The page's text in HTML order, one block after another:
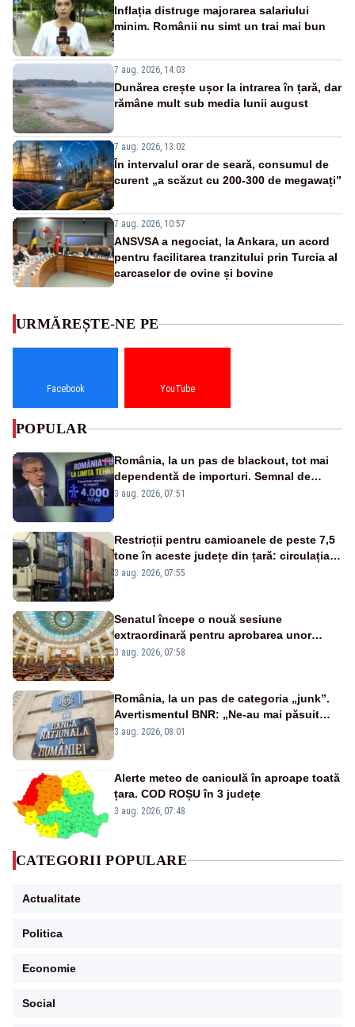
Inflația distruge majorarea salariului
minim. Românii nu simt un trai mai bun
7 aug. 2026, 14:03
Dunărea crește ușor la intrarea în țară, dar
rămâne mult sub media lunii august
7 aug. 2026, 13:02
În intervalul orar de seară, consumul de
curent „a scăzut cu 200-300 de megawați”
7 aug. 2026, 10:57
ANSVSA a negociat, la Ankara, un acord
pentru facilitarea tranzitului prin Turcia al
carcaselor de ovine și bovine
URMĂREȘTE-NE PE
Facebook YouTube
POPULAR
România, la un pas de blackout, tot mai
dependentă de importuri. Semnal de
alarmă tras de un expert în energie
3 aug. 2026, 07:51
Restricții pentru camioanele de peste 7,5
tone în aceste județe din țară: circulația
este interzisă luni, între orele 12:00 și
3 aug. 2026, 07:55
Senatul începe o nouă sesiune
extraordinară pentru aprobarea unor
jaloane din PNRR
3 aug. 2026, 07:58
România, la un pas de categoria „junk”.
Avertismentul BNR: „Ne-au mai păsuit
pentru câteva luni”
3 aug. 2026, 08:01
Alerte meteo de caniculă în aproape toată
țara. COD ROȘU în 3 județe
3 aug. 2026, 07:48
CATEGORII POPULARE
Actualitate
Politica
Economie
Social